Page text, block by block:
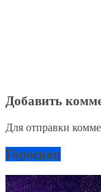
Добавить
Для отправки
Гороскоп